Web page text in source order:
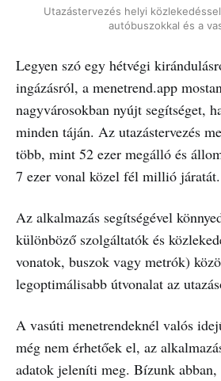
Utazástervezés helyi
autóbuszokkal és a
Legyen szó egy hétvégi
ingázásról, a menetrend.app
nagyvárosokban nyújt segítséget,
minden táján. Az utazástervezés
több, mint 52 ezer megálló és
7 ezer vonal közel fél millió járatát.
Az alkalmazás segítségével
különböző szolgáltatók és
vonatok, buszok vagy metrók)
legoptimálisabb útvonalat az
A vasúti menetrendeknél valós
még nem érhetőek el, az
adatok jeleníti meg. Bízunk abban,